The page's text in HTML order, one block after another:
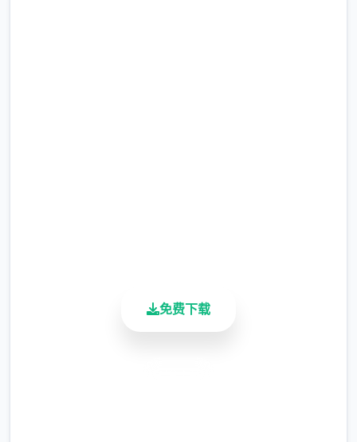
免费下载